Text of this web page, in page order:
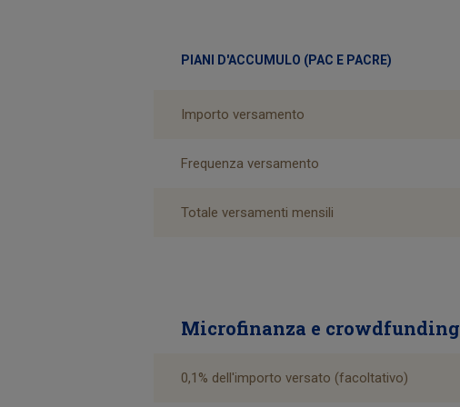
PIANI D'ACCUMULO (PAC E PACRE)
Importo versamento
Frequenza versamento
Totale versamenti mensili
Microfinanza e crowdfunding
0,1% dell'importo versato (facoltativo)